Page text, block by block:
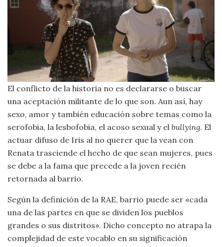
El conflicto de la historia no es declararse o buscar
una aceptación militante de lo que son. Aun así, hay
sexo, amor y también educación sobre temas como la
serofobia, la lesbofobia, el acoso sexual y el bullying. El
actuar difuso de Iris al no querer que la vean con
Renata trasciende el hecho de que sean mujeres, pues
se debe a la fama que precede a la joven recién
retornada al barrio.
Según la definición de la RAE, barrio puede ser «cada
una de las partes en que se dividen los pueblos
grandes o sus distritos». Dicho concepto no atrapa la
complejidad de este vocablo en su significación